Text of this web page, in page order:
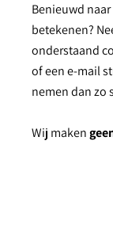
Benieuwd
betekenen?
onderstaand
of een e-mail
nemen dan zo
Wij maken